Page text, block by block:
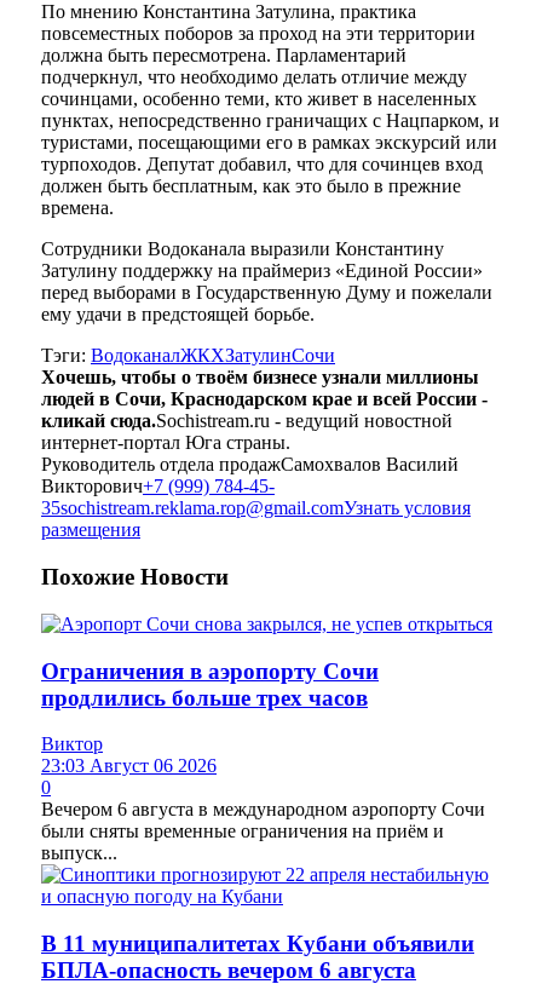
По мнению Константина Затулина, практика
повсеместных поборов за проход на эти территории
должна быть пересмотрена. Парламентарий
подчеркнул, что необходимо делать отличие между
сочинцами, особенно теми, кто живет в населенных
пунктах, непосредственно граничащих с Нацпарком, и
туристами, посещающими его в рамках экскурсий или
турпоходов. Депутат добавил, что для сочинцев вход
должен быть бесплатным, как это было в прежние
времена.
Сотрудники Водоканала выразили Константину
Затулину поддержку на праймериз «Единой России»
перед выборами в Государственную Думу и пожелали
ему удачи в предстоящей борьбе.
Тэги: ВодоканалЖКХЗатулинСочи
Хочешь, чтобы о твоём бизнесе узнали миллионы
людей в Сочи, Краснодарском крае и всей России -
кликай сюда.Sochistream.ru - ведущий новостной
интернет-портал Юга страны.
Руководитель отдела продажСамохвалов Василий
Викторович+7 (999) 784-45-
35sochistream.reklama.rop@gmail.comУзнать условия
размещения
Похожие Новости
Ограничения в аэропорту Сочи
продлились больше трех часов
Виктор
23:03 Август 06 2026
0
Вечером 6 августа в международном аэропорту Сочи
были сняты временные ограничения на приём и
выпуск...
В 11 муниципалитетах Кубани объявили
БПЛА-опасность вечером 6 августа